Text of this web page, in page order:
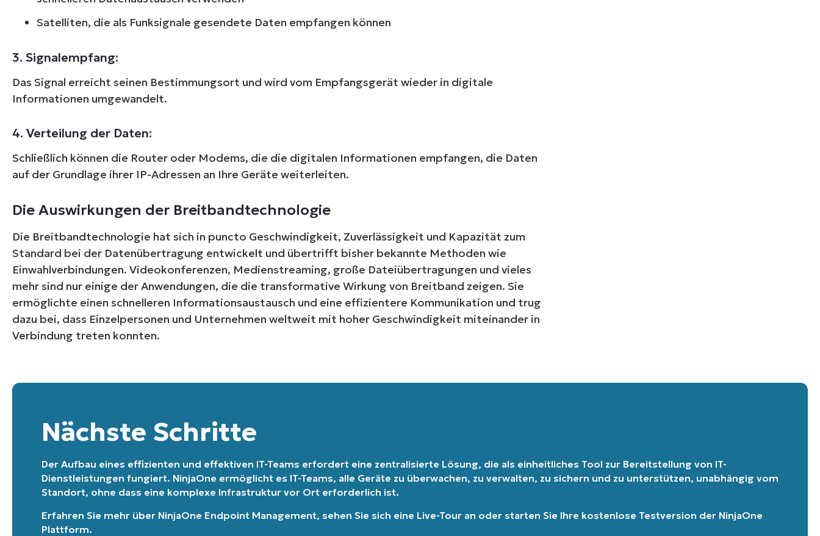
Satelliten, die als Funksignale gesendete Daten empfangen können
3. Signalempfang:
Das Signal erreicht seinen Bestimmungsort und wird vom Empfangsgerät wieder in digitale
Informationen umgewandelt.
4. Verteilung der Daten:
Schließlich können die Router oder Modems, die die digitalen Informationen empfangen, die Daten
auf der Grundlage ihrer IP-Adressen an Ihre Geräte weiterleiten.
Die Auswirkungen der Breitbandtechnologie
Die Breitbandtechnologie hat sich in puncto Geschwindigkeit, Zuverlässigkeit und Kapazität zum
Standard bei der Datenübertragung entwickelt und übertrifft bisher bekannte Methoden wie
Einwahlverbindungen. Videokonferenzen, Medienstreaming, große Dateiübertragungen und vieles
mehr sind nur einige der Anwendungen, die die transformative Wirkung von Breitband zeigen. Sie
ermöglichte einen schnelleren Informationsaustausch und eine effizientere Kommunikation und trug
dazu bei, dass Einzelpersonen und Unternehmen weltweit mit hoher Geschwindigkeit miteinander in
Verbindung treten konnten.
Nächste Schritte
Der Aufbau eines effizienten und effektiven IT-Teams erfordert eine zentralisierte Lösung, die als einheitliches Tool zur Bereitstellung von IT-
Dienstleistungen fungiert. NinjaOne ermöglicht es IT-Teams, alle Geräte zu überwachen, zu verwalten, zu sichern und zu unterstützen, unabhängig vom
Standort, ohne dass eine komplexe Infrastruktur vor Ort erforderlich ist.
Erfahren Sie mehr über NinjaOne Endpoint Management, sehen Sie sich eine Live-Tour an oder starten Sie Ihre kostenlose Testversion der NinjaOne
Plattform.
last
name*
Business
email*
Phone
number*